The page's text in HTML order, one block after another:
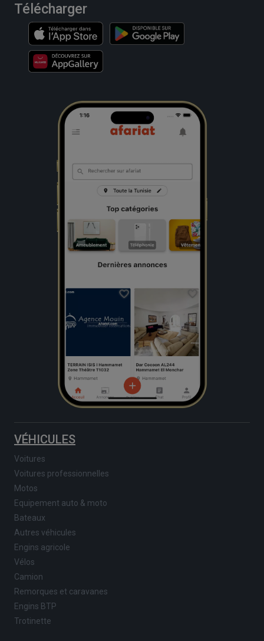
Télécharger
VÉHICULES
Voitures
Voitures professionnelles
Motos
Equipement auto & moto
Bateaux
Autres véhicules
Engins agricole
Vélos
Camion
Remorques et caravanes
Engins BTP
Trotinette